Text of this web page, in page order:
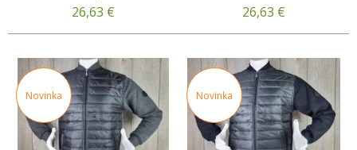
26,63 € 26,63 €
Novinka Novinka